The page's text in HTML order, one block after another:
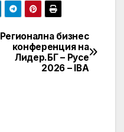
Регионална бизнес
конференция на
Лидер.БГ – Русе
2026 – IBA